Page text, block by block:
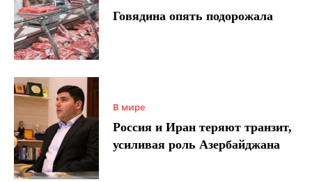
Говядина опять подорожала
В мире
Россия и Иран теряют транзит,
усиливая роль Азербайджана